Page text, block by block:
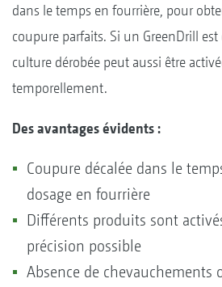
dans le temps en fourrière, pour
coupure parfaits. Si un GreenDrill
culture dérobée peut aussi être
temporellement.
Des avantages évidents :
Coupure décalée dans le
dosage en fourrière
Différents produits sont
précision possible
Absence de chevauchements